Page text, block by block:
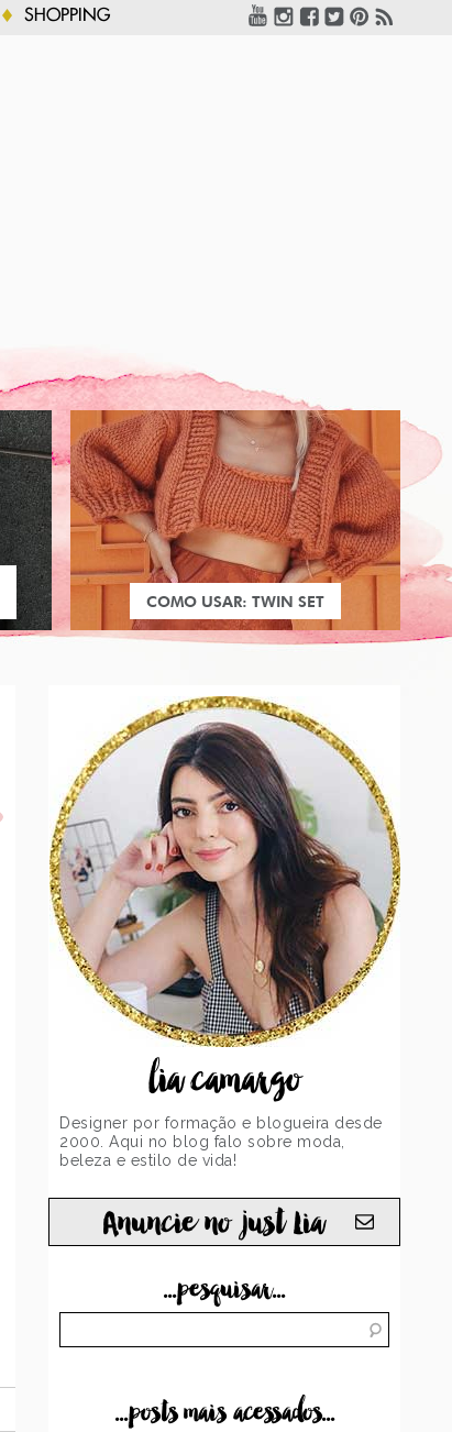
SHOPPING
COMO USAR: TWIN SET
lia camargo
Designer por formação e blogueira desde
2000. Aqui no blog falo sobre moda,
beleza e estilo de vida!
Anuncie no just Lia
...pesquisar...
...posts mais acessados...